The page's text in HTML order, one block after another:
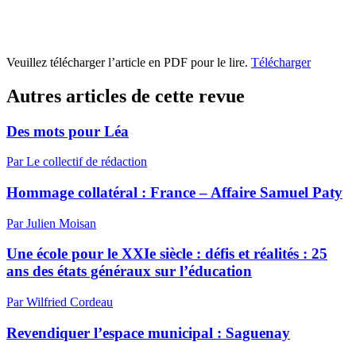
Veuillez télécharger l’article en PDF pour le lire. Télécharger
Autres articles de cette revue
Des mots pour Léa
Par Le collectif de rédaction
Hommage collatéral : France – Affaire Samuel Paty
Par Julien Moisan
Une école pour le XXIe siècle : défis et réalités : 25
ans des états généraux sur l’éducation
Par Wilfried Cordeau
Revendiquer l’espace municipal : Saguenay